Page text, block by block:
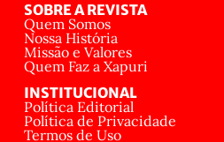
SOBRE A REVISTA
Quem Somos
Nossa História
Missão e Valores
Quem Faz a Xapuri
INSTITUCIONAL
Política Editorial
Política de Privacidade
Termos de Uso